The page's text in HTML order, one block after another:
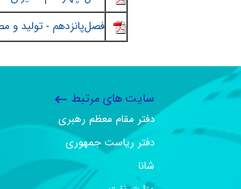
فصل‌پانزدهم - توليد و
سایت های مرتبط
دفتر مقام معظم رهبری
دفتر ریاست جمهوری
شانا